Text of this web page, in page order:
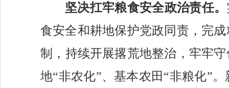
坚决扛牢粮食安全政治责任。
食安全和耕地保护党政同责， 完成
制
， 持续开展撂荒地整治，牢牢
地“非农化”、基本农田“非粮化”